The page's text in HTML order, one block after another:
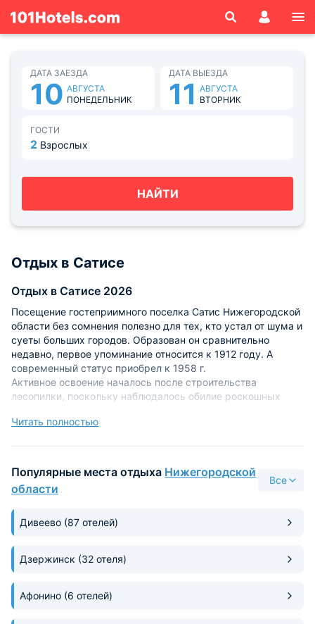
ДАТА ЗАЕЗДА
10 АВГУСТА
ПОНЕДЕЛЬНИК
ДАТА ВЫЕЗДА
11 АВГУСТА
ВТОРНИК
ГОСТИ
2 Взрослых
НАЙТИ
Отдых в Сатисе
Отдых в Сатисе 2026
Посещение гостеприимного поселка Сатис Нижегородской
области без сомнения полезно для тех, кто устал от шума и
суеты больших городов. Образован он сравнительно
недавно, первое упоминание относится к 1912 году. А
современный статус приобрел к 1958 г.
Активное освоение началось после строительства
лесопилки, поскольку наблюдалось обилие роскошных
вырубку Первомайский район все еще считается самым
в связи с чем основали рудник.
Здешняя территория изобилует красивыми и
вдохновляющими местами природы, что оценят
романтично настроенные туристы.
На берегу одноименной реки, в честь которой и был назван
населенный пункт, можно организовать пикник и встретить
невероятной красоты рассвет. Путешественники
непременно захотят насладиться плаванием в ней. На
церковь, ж/д станция, хлебозавод и мебельная фабрика.
Читать полностью
Популярные места отдыха Нижегородской
области
Все
Дивеево (87 отелей)
Дзержинск (32 отеля)
Афонино (6 отелей)